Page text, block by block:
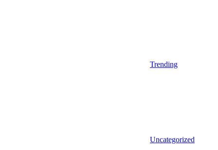
Trending
Uncategorized